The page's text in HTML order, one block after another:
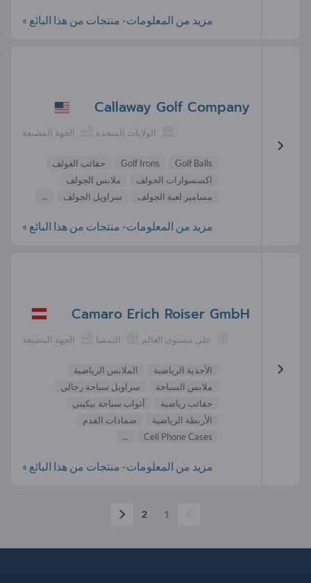
مزيد من المعلومات- منتجات من هذا البائع »
Callaway Golf Company
الجهة المصنعة الولايات المتحدة
Golf Balls
Golf Irons
حقائب الغولف
اكسسوارات الجولف
ملابس الجولف
مسامير لعبة الجولف
سراويل الجولف ...
مزيد من المعلومات- منتجات من هذا البائع »
Camaro Erich Roiser GmbH
الجهة المصنعة النمسا على مستوى العالم
الأحذية الرياضية
الملابس الرياضية
ملابس السباحة
سراويل سباحة رجالي
حقائب رياضية
أثواب سباحة بيكيني
الأربطة الرياضية
ضمادات القدم
Cell Phone Cases
...
مزيد من المعلومات- منتجات من هذا البائع »
1
2